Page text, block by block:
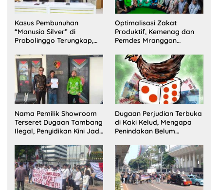
Kasus Pembunuhan
“Manusia Silver” di
Probolinggo Terungkap,
Satu Buron
Optimalisasi Zakat
Produktif, Kemenag dan
Pemdes Mranggon
Pelaksana Kampung
Zakat
Nama Pemilik Showroom
Terseret Dugaan Tambang
Ilegal, Penyidikan Kini Jadi
Dugaan Perjudian Terbuka
di Kaki Kelud, Mengapa
Penindakan Belum